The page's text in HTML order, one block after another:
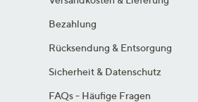
Bezahlung
Rücksendung & Entsorgung
Sicherheit & Datenschutz
FAQs - Häufige Fragen